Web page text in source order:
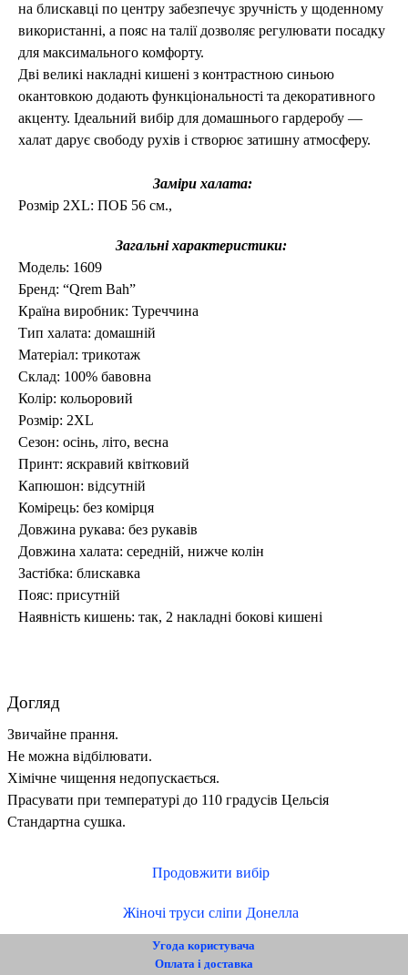
на блискавці по центру забезпечує зручність у щоденному
використанні, а пояс на талії дозволяє регулювати посадку
для максимального комфорту.
Дві великі накладні кишені з контрастною синьою
окантовкою додають функціональності та декоративного
акценту. Ідеальний вибір для домашнього гардеробу —
халат дарує свободу рухів і створює затишну атмосферу.
Заміри халата:
Розмір 2XL: ПОБ 56 см.,
Загальні характеристики:
Модель: 1609
Бренд: “Qrem Bah”
Країна виробник: Туреччина
Тип халата: домашній
Матеріал: трикотаж
Склад: 100% бавовна
Колір: кольоровий
Розмір: 2XL
Сезон: осінь, літо, весна
Принт: яскравий квітковий
Капюшон: відсутній
Комірець: без комірця
Довжина рукава: без рукавів
Довжина халата: середній, нижче колін
Застібка: блискавка
Пояс: присутній
Наявність кишень: так, 2 накладні бокові кишені
Догляд
Звичайне прання.
Не можна відбілювати.
Хімічне чищення недопускається.
Прасувати при температурі до 110 градусів Цельсія
Стандартна сушка.
Продовжити вибір
Жіночі труси сліпи Донелла
Угода користувача
Оплата і доставка